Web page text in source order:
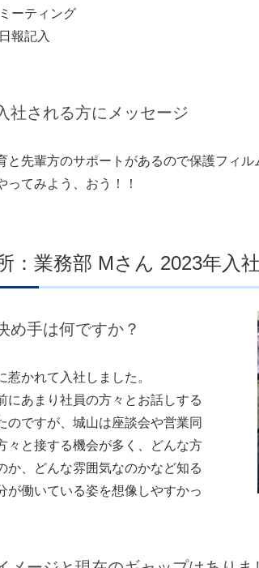
ーティング
報記入
社される方にメッセージ
と先輩方のサポートがあるので保護フィ
ってみよう、おう！！
：業務部 Mさん 2023年入社
め手は何ですか？
惹かれて入社しました。
にあまり社員の方々とお話しする
のですが、 城山は座談会や営業同
々と接する機会が多く、
どんな方
か、どんな雰囲気なのかなど知る
が働いている姿を想像しやすかっ